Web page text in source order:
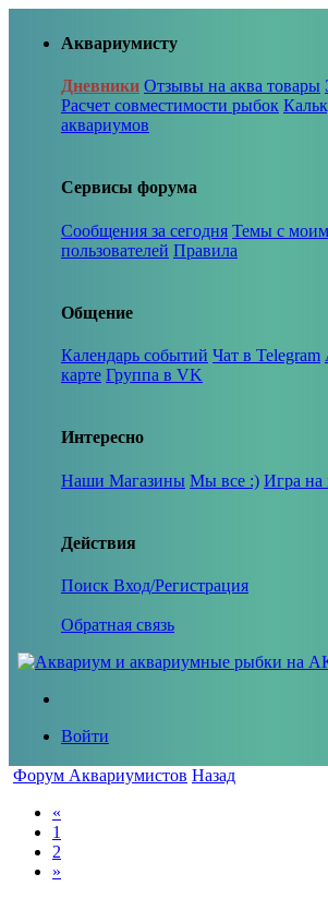
Аквариумисту
Дневники Отзывы на аква товары
Расчет совместимости рыбок
аквариумов
Сервисы форума
Сообщения за сегодня Темы с
пользователей Правила
Общение
Календарь событий Чат в Telegram
карте Группа в VK
Интересно
Наши Магазины Мы все :) Игра на
Действия
Поиск Вход/Регистрация
Обратная связь
Войти
Форум Аквариумистов Назад
«
1
2
»